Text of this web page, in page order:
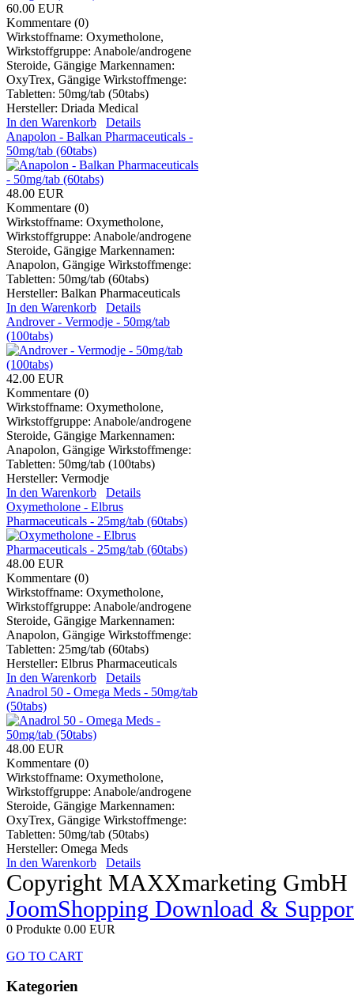
60.00 EUR
Kommentare (0)
Wirkstoffname: Oxymetholone,
Wirkstoffgruppe: Anabole/androgene
Steroide, Gängige Markennamen:
OxyTrex, Gängige Wirkstoffmenge:
Tabletten: 50mg/tab (50tabs)
Hersteller: Driada Medical
In den Warenkorb
Details
Anapolon - Balkan Pharmaceuticals -
50mg/tab (60tabs)
48.00 EUR
Kommentare (0)
Wirkstoffname: Oxymetholone,
Wirkstoffgruppe: Anabole/androgene
Steroide, Gängige Markennamen:
Anapolon, Gängige Wirkstoffmenge:
Tabletten: 50mg/tab (60tabs)
Hersteller: Balkan Pharmaceuticals
In den Warenkorb
Details
Androver - Vermodje - 50mg/tab
(100tabs)
42.00 EUR
Kommentare (0)
Wirkstoffname: Oxymetholone,
Wirkstoffgruppe: Anabole/androgene
Steroide, Gängige Markennamen:
Anapolon, Gängige Wirkstoffmenge:
Tabletten: 50mg/tab (100tabs)
Hersteller: Vermodje
In den Warenkorb
Details
Oxymetholone - Elbrus
Pharmaceuticals - 25mg/tab (60tabs)
48.00 EUR
Kommentare (0)
Wirkstoffname: Oxymetholone,
Wirkstoffgruppe: Anabole/androgene
Steroide, Gängige Markennamen:
Anapolon, Gängige Wirkstoffmenge:
Tabletten: 25mg/tab (60tabs)
Hersteller: Elbrus Pharmaceuticals
In den Warenkorb
Details
Anadrol 50 - Omega Meds - 50mg/tab
(50tabs)
48.00 EUR
Kommentare (0)
Wirkstoffname: Oxymetholone,
Wirkstoffgruppe: Anabole/androgene
Steroide, Gängige Markennamen:
OxyTrex, Gängige Wirkstoffmenge:
Tabletten: 50mg/tab (50tabs)
Hersteller: Omega Meds
In den Warenkorb
Details
Copyright MAXXmarketing GmbH
JoomShopping Download &
0 Produkte 0.00 EUR
GO TO CART
Kategorien